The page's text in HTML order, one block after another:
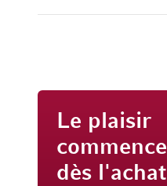
Le plaisir
commence
dès l'achat